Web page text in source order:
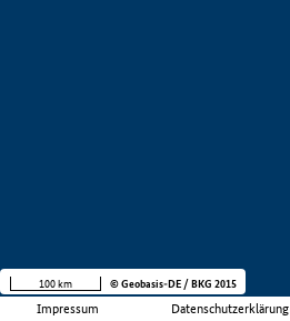
Impressum Datenschutzerklärung
100 km © Geobasis-DE / BKG 2015